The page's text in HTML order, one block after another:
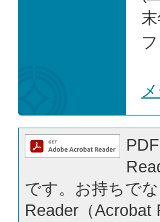
です。お持ちで
Reader（Acrobat